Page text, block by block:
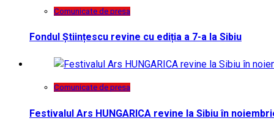
Comunicate de presa
Fondul Științescu revine cu ediția a 7-a la Sibiu
Comunicate de presa
Festivalul Ars HUNGARICA revine la Sibiu în